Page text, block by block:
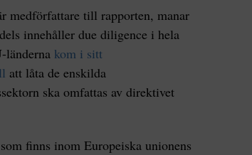
medförfattare till rapporten, manar
innehåller due diligence i hela
länderna kom i sitt
att låta de enskilda
ska omfattas av direktivet
finns inom Europeiska unionens